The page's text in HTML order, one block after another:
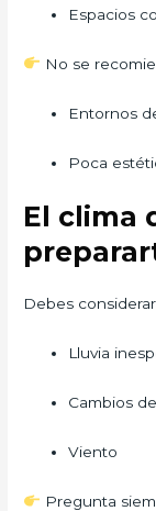
Espacios
No se
Entornos
Poca
El clima
Debes
Lluvia
Cambios
Viento
Pregunta